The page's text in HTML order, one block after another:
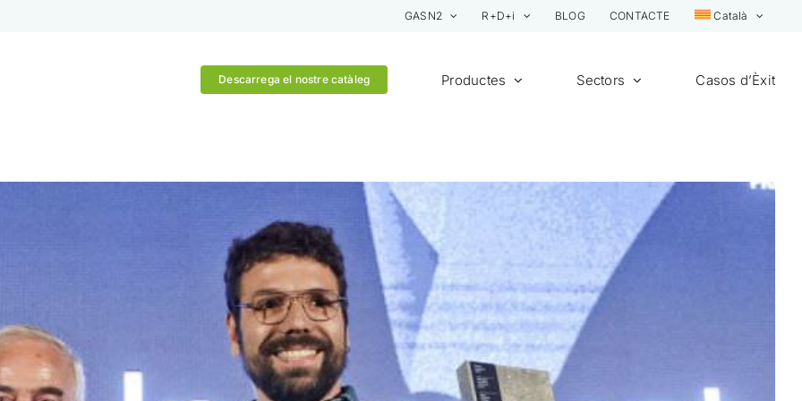
GASN2 R+D+i BLOG CONTACTE Català
Descarrega el nostre catàleg Productes Sectors Casos d’Èxit